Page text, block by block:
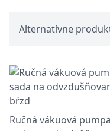
Alternatívne
Ručná vákuová